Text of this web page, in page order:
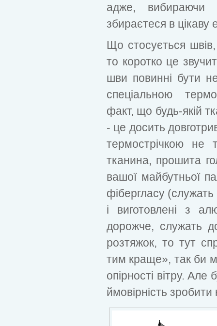
адже, вибираючи
збираєтеся в цікаву
Що стосується
то коротко це
шви повинні бути
спеціальною
факт, що будь-якій
- це досить
термострічкою не
тканина, прошита
вашої майбутньої
фібергласу
і виготовлені з
дорожче, служать
розтяжок, то тут
тим краще», так би
опірності вітру. Але
ймовірність зробити